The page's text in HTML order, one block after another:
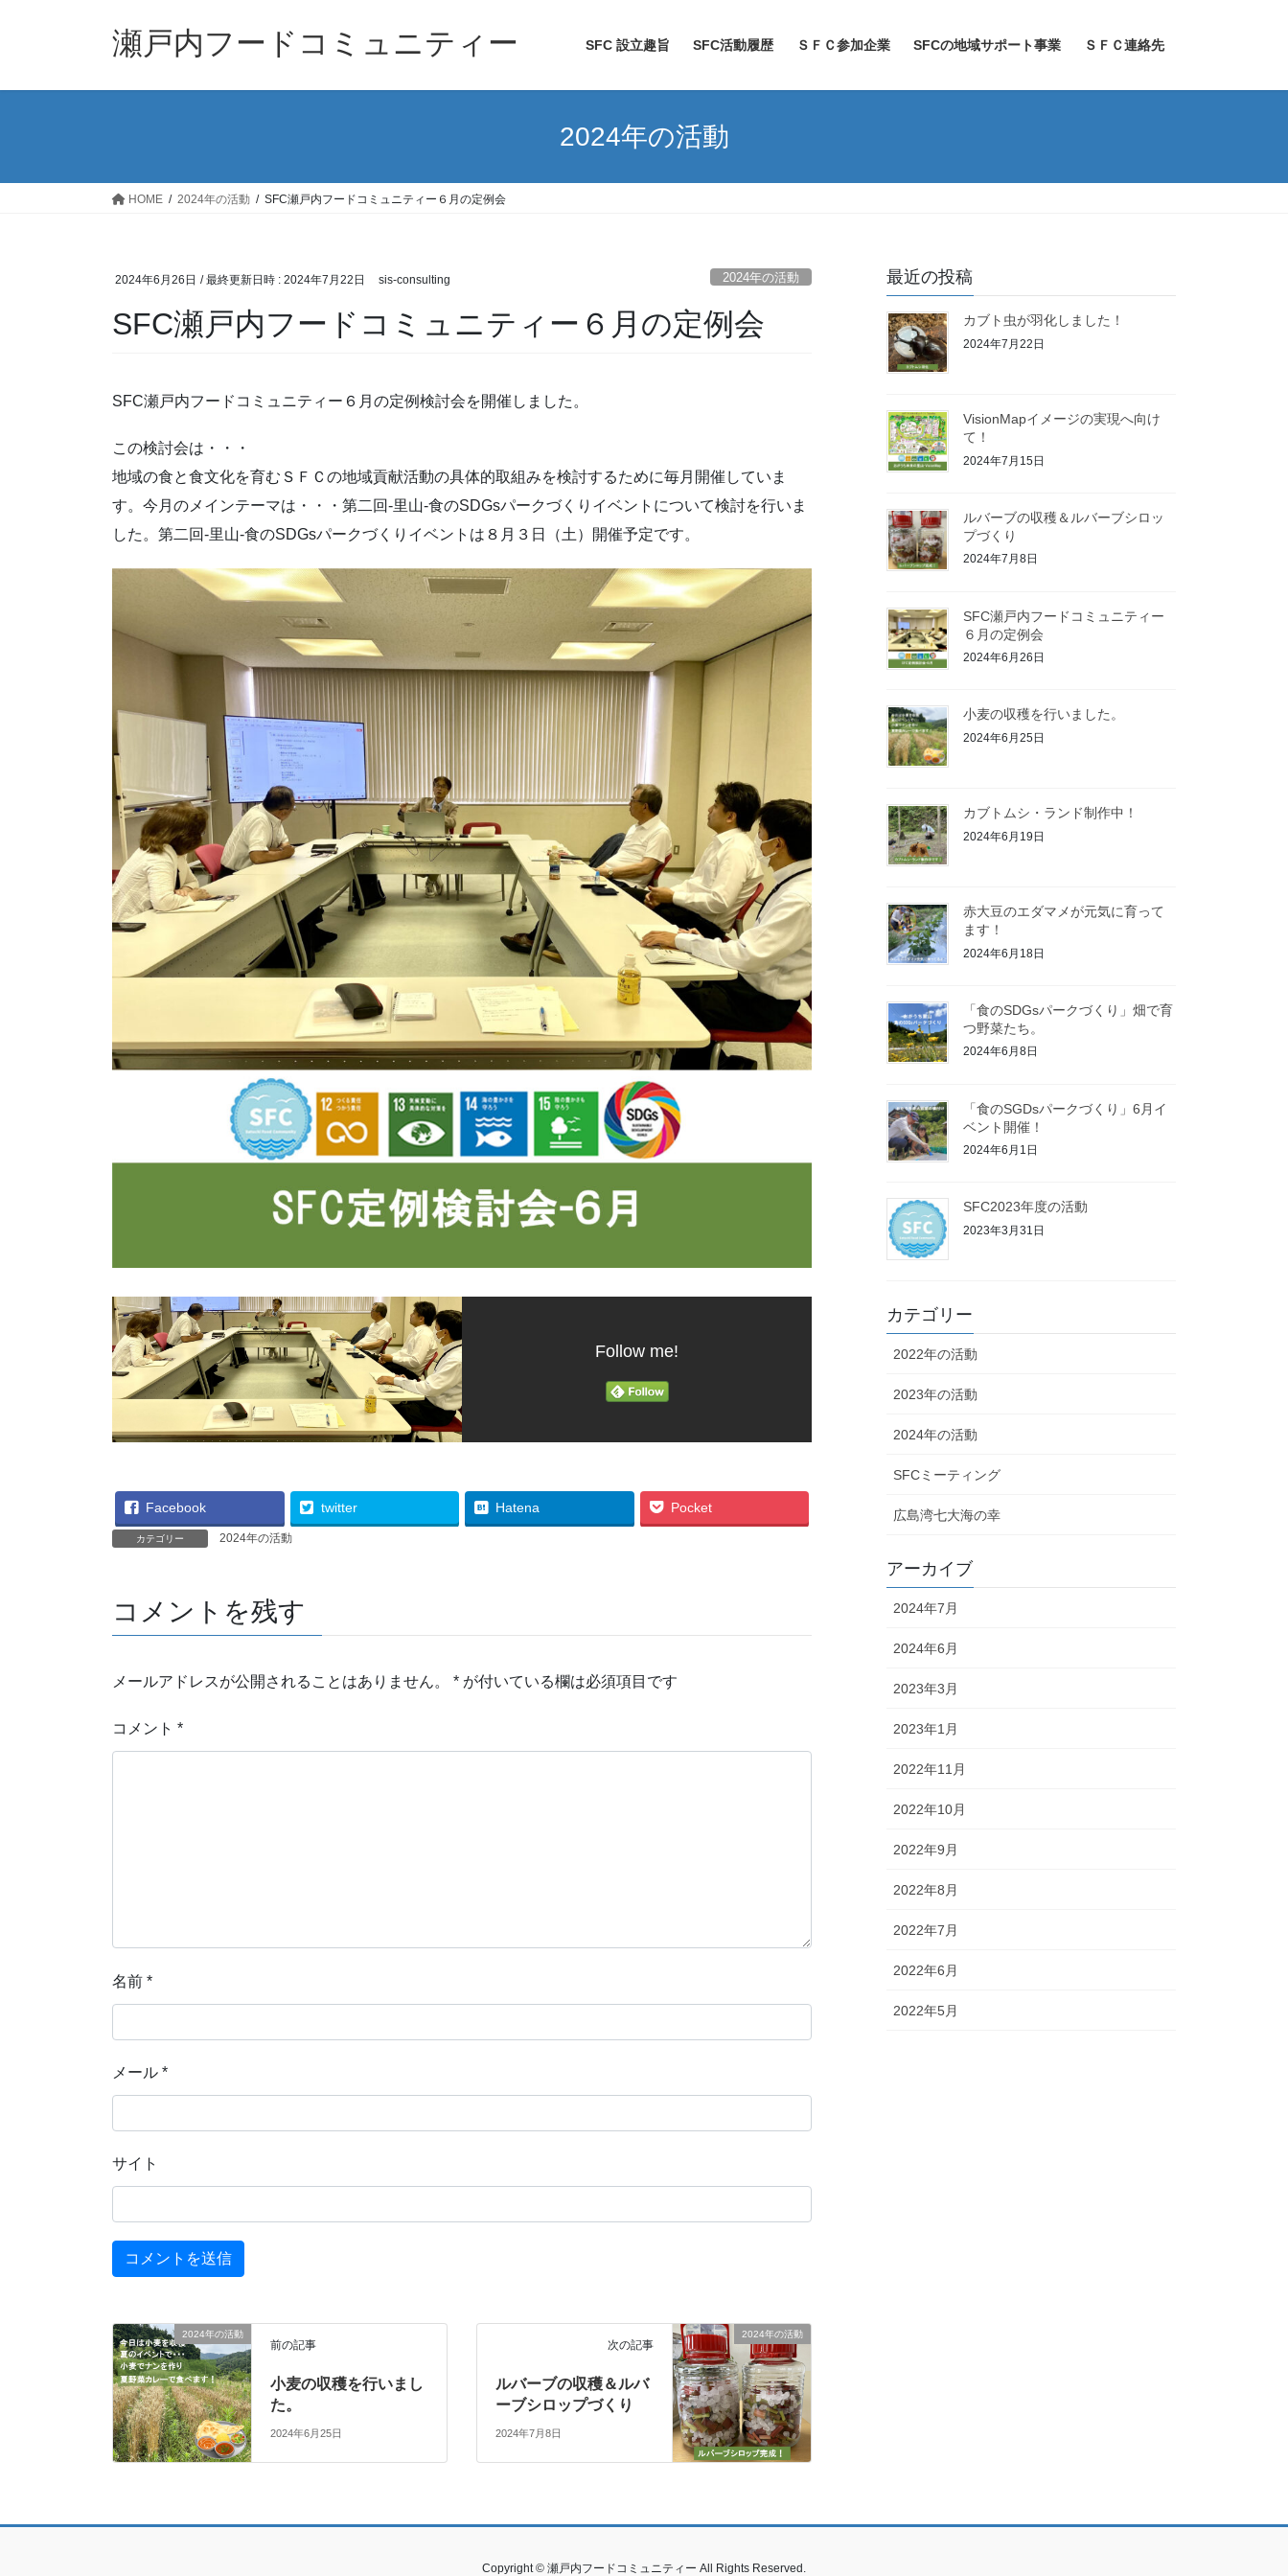
瀬戸内フードコミュニティー SFC 設立趣旨 SFC活動履歴 ＳＦＣ参加企業 SFCの地域サポート事業 ＳＦＣ連絡先
2024年の活動
HOME 2024年の活動 SFC瀬戸内フードコミュニティー６月の定例会
2024年6月26日 / 最終更新日時 : 2024年7月22日 sis-consulting 2024年の活動
SFC瀬戸内フードコミュニティー６月の定例会
SFC瀬戸内フードコミュニティー６月の定例検討会を開催しました。
この検討会は・・・
地域の食と食文化を育むＳＦＣの地域貢献活動の具体的取組みを検討するために毎月開催していま
す。今月のメインテーマは・・・第二回-里山-食のSDGsパークづくりイベントについて検討を行いま
した。第二回-里山-食のSDGsパークづくりイベントは８月３日（土）開催予定です。
Follow me!
Facebook twitter Hatena Pocket
カテゴリー 2024年の活動
コメントを残す
メールアドレスが公開されることはありません。 * が付いている欄は必須項目です
コメント *
名前 *
メール *
サイト
2024年の活動
前の記事
小麦の収穫を行いまし
た。
2024年6月25日
2024年の活動
次の記事
ルバーブの収穫＆ルバ
ーブシロップづくり
2024年7月8日
最近の投稿
カブト虫が羽化しました！
2024年7月22日
VisionMapイメージの実現へ向け
て！
2024年7月15日
ルバーブの収穫＆ルバーブシロッ
プづくり
2024年7月8日
SFC瀬戸内フードコミュニティー
６月の定例会
2024年6月26日
小麦の収穫を行いました。
2024年6月25日
カブトムシ・ランド制作中！
2024年6月19日
赤大豆のエダマメが元気に育って
ます！
2024年6月18日
「食のSDGsパークづくり」畑で育
つ野菜たち。
2024年6月8日
「食のSGDsパークづくり」6月イ
ベント開催！
2024年6月1日
SFC2023年度の活動
2023年3月31日
カテゴリー
2022年の活動
2023年の活動
2024年の活動
SFCミーティング
広島湾七大海の幸
アーカイブ
2024年7月
2024年6月
2023年3月
2023年1月
2022年11月
2022年10月
2022年9月
2022年8月
2022年7月
2022年6月
2022年5月
Copyright © 瀬戸内フードコミュニティー All Rights Reserved.